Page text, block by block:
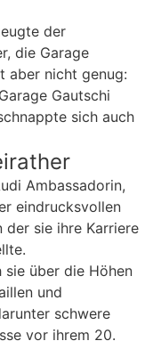
der
die Garage
aber nicht genug:
Gautschi
sich auch
Ambassadorin,
eindrucksvollen
der sie ihre Karriere
über die Höhen
und
schwere
vor ihrem 20.